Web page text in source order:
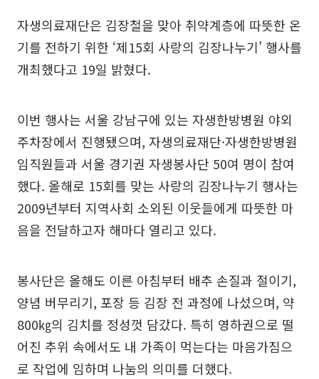
자생의료재단은 김장철을 맞아 취약계층에 따뜻한 온
기를 전하기 위한 ‘제15회 사랑의 김장나누기’ 행사를
개최했다고 19일 밝혔다.
이번 행사는 서울 강남구에 있는 자생한방병원 야외
주차장에서 진행됐으며, 자생의료재단·자생한방병원
임직원들과 서울 경기권 자생봉사단 50여 명이 참여
했다. 올해로 15회를 맞는 사랑의 김장나누기 행사는
2009년부터 지역사회 소외된 이웃들에게 따뜻한 마
음을 전달하고자 해마다 열리고 있다.
봉사단은 올해도 이른 아침부터 배추 손질과 절이기,
양념 버무리기, 포장 등 김장 전 과정에 나섰으며, 약
800㎏의 김치를 정성껏 담갔다. 특히 영하권으로 떨
어진 추위 속에서도 내 가족이 먹는다는 마음가짐으
로 작업에 임하며 나눔의 의미를 더했다.